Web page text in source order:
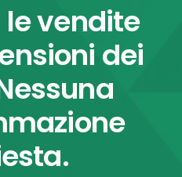
vendite
dei